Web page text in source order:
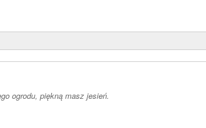
ogrodu, piękną masz jesień.